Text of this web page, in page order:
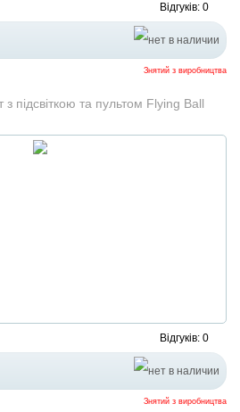
Відгуків: 0
Знятий з виробництва
з підсвіткою та пультом Flying Ball
Відгуків: 0
Знятий з виробництва